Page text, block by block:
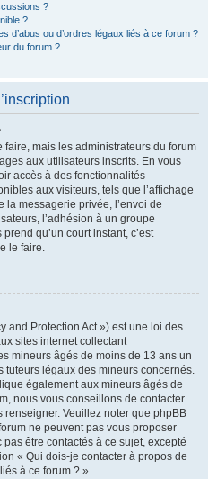
?
?
d’abus ou d’ordres légaux liés à ce forum ?
du forum ?
faire, mais les administrateurs du forum
aux utilisateurs inscrits. En vous
accès à des fonctionnalités
aux visiteurs, tels que l’affichage
la messagerie privée, l’envoi de
l’adhésion à un groupe
qu’un court instant, c’est
le faire.
and Protection Act ») est une loi des
sites internet collectant
mineurs âgés de moins de 13 ans un
tuteurs légaux des mineurs concernés.
également aux mineurs âgés de
nous vous conseillons de contacter
Veuillez noter que phpBB
ne peuvent pas vous proposer
être contactés à ce sujet, excepté
« Qui dois-je contacter à propos de
à ce forum ? ».